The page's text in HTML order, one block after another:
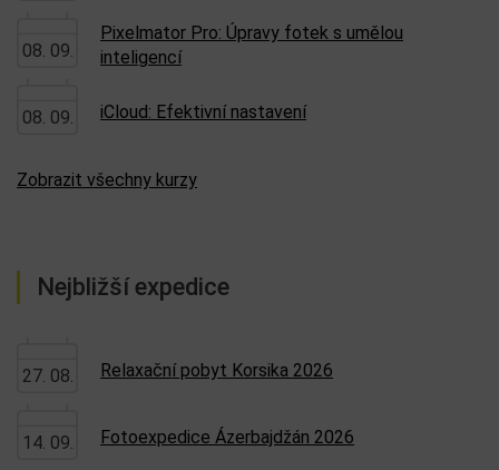
08. 09.
Pixelmator Pro: Úpravy fotek s umělou
inteligencí
08. 09. iCloud: Efektivní nastavení
Zobrazit všechny kurzy
Nejbližší expedice
27. 08. Relaxační pobyt Korsika 2026
14. 09. Fotoexpedice Ázerbajdžán 2026